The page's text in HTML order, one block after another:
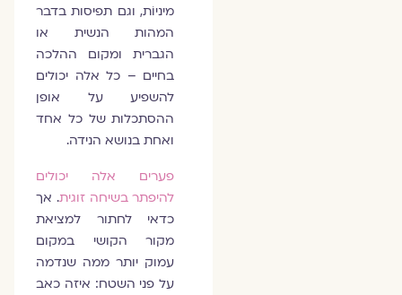
מיניוֹת, וגם תפיסות בדבר
המהות הנשית או
הגברית ומקום ההלכה
בחיים – כל אלה יכולים
להשפיע על אופן
ההסתכלות של כל אחד
ואחת בנושא הנידה.
פערים אלה יכולים
להיפתר בשיחה זוגית. אך
כדאי לחתור למציאת
מקור הקושי במקום
עמוק יותר ממה שנדמה
על פני השטח: איזה כאב